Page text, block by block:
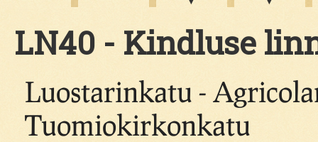
LN40 - Kindluse
Luostarinkatu -
Tuomiokirkonkatu